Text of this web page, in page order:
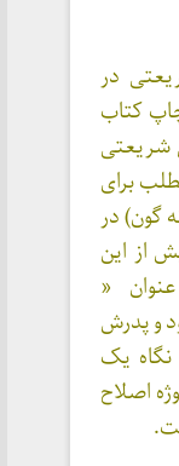
در
چاپ کتاب
شریعتی
برای
آثار ۳۵ ( گونه گون) در
از این
«
و پدرش
یک
اصلاح